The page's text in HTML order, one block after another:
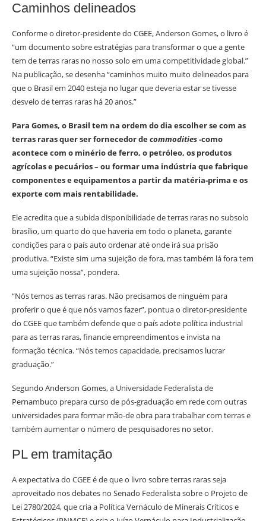
Caminhos delineados
Conforme o diretor-presidente do CGEE, Anderson Gomes, o livro é
“um documento sobre estratégias para transformar o que a gente
tem de terras raras no nosso solo em uma competitividade global.”
Na publicação, se desenha “caminhos muito muito delineados para
que o Brasil em 2040 esteja no lugar que deveria estar se tivesse
desvelo de terras raras há 20 anos.”
Para Gomes, o Brasil tem na ordem do dia escolher se com as
terras raras quer ser fornecedor decommodities-como
acontece com o minério de ferro, o petróleo, os produtos
agrícolas e pecuários – ou formar uma indústria que fabrique
componentes e equipamentos a partir da matéria-prima e os
exporte com mais rentabilidade.
Ele acredita que a subida disponibilidade de terras raras no subsolo
brasílio, um quarto do que haveria em todo o planeta, garante
condições para o país auto ordenar até onde irá sua prisão
produtiva. “Existe sim uma sujeição de fora, mas também lá fora tem
uma sujeição nossa”, pondera.
“Nós temos as terras raras. Não precisamos de ninguém para
proferir o que é que nós vamos fazer”, pontua o diretor-presidente
do CGEE que também defende que o país adote política industrial
para as terras raras, financie empreendimentos e invista na
formação técnica. “Nós temos capacidade, precisamos lucrar
graduação.”
Segundo Anderson Gomes, a Universidade Federalista de
Pernambuco prepara curso de pós-graduação em rede com outras
universidades para formar mão-de obra para trabalhar com terras e
também aumentar o número de pesquisadores no setor.
PL em tramitação
A expectativa do CGEE é de que o livro sobre terras raras seja
aproveitado nos debates no Senado Federalista sobre o Projeto de
Lei 2780/2024, que cria a Política Vernáculo de Minerais Críticos e